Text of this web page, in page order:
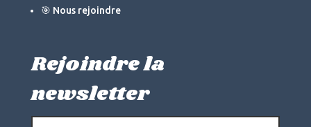
🎯 Nous rejoindre
Rejoindre la
newsletter